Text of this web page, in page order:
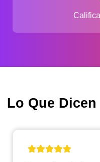
Lo Que